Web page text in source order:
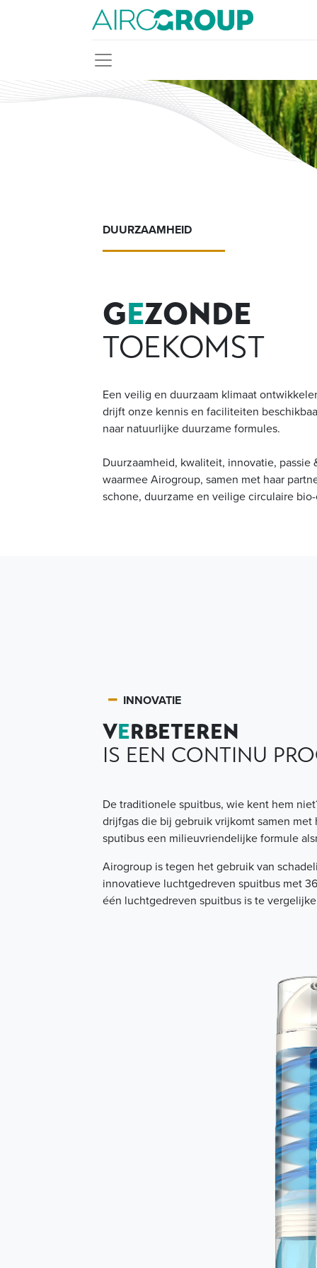
DUURZAAMHEID
GEZONDE
TOEKOMST
Een veilig en duurzaam klimaat
drijft onze kennis en faciliteiten
naar natuurlijke duurzame formules.
Duurzaamheid, kwaliteit, innovatie,
waarmee Airogroup, samen met haar
schone, duurzame en veilige circulaire
INNOVATIE
VERBETEREN
IS EEN CONTINU
De traditionele spuitbus, wie kent hem
drijfgas die bij gebruik vrijkomt samen
sputibus een milieuvriendelijke formule
Airogroup is tegen het gebruik van
innovatieve luchtgedreven spuitbus met
één luchtgedreven spuitbus is te